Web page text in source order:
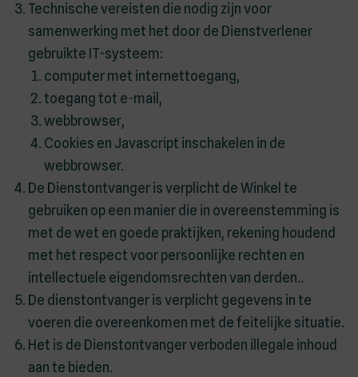
Technische vereisten die nodig zijn voor
samenwerking met het door de Dienstverlener
gebruikte IT-systeem:
computer met internettoegang,
toegang tot e-mail,
webbrowser,
Cookies en Javascript inschakelen in de
webbrowser.
De Dienstontvanger is verplicht de Winkel te
gebruiken op een manier die in overeenstemming is
met de wet en goede praktijken, rekening houdend
met het respect voor persoonlijke rechten en
intellectuele eigendomsrechten van derden..
De dienstontvanger is verplicht gegevens in te
voeren die overeenkomen met de feitelijke situatie.
Het is de Dienstontvanger verboden illegale inhoud
aan te bieden.